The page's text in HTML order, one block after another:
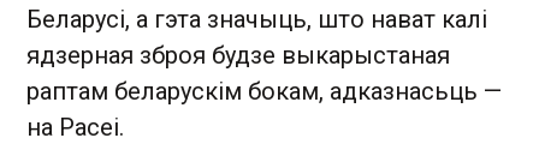
Беларусі, а гэта значыць, што нават калі
ядзерная зброя будзе выкарыстаная
раптам беларускім бокам, адказнасьць —
на Расеі.